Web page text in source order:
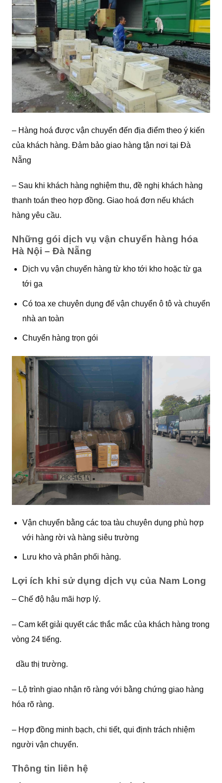
– Hàng hoá được vận chuyển đến địa điểm theo ý kiến
của khách hàng. Đảm bảo giao hàng tận nơi tại Đà
Nẵng
– Sau khi khách hàng nghiệm thu, đề nghị khách hàng
thanh toán theo hợp đồng. Giao hoá đơn nếu khách
hàng yêu cầu.
Những gói dịch vụ vận chuyển hàng hóa
Hà Nội – Đà Nẵng
Dịch vụ vận chuyển hàng từ kho tới kho hoặc từ ga
tới ga
Có toa xe chuyên dụng để vận chuyển ô tô và chuyển
nhà an toàn
Chuyển hàng trọn gói
Vận chuyển bằng các toa tàu chuyên dụng phù hợp
với hàng rời và hàng siêu trường
Lưu kho và phân phối hàng.
Lợi ích khi sử dụng dịch vụ của Nam Long
– Chế độ hậu mãi hợp lý.
– Cam kết giải quyết các thắc mắc của khách hàng trong
vòng 24 tiếng.
dầu thị trường.
– Lộ trình giao nhận rõ ràng với bằng chứng giao hàng
hóa rõ ràng.
– Hợp đồng minh bạch, chi tiết, qui định trách nhiệm
người vận chuyển.
Thông tin liên hệ